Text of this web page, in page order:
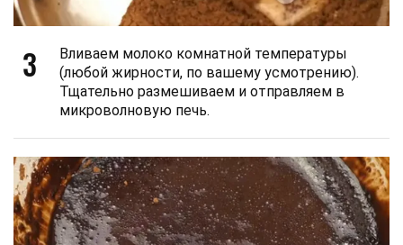
3
Вливаем молоко комнатной температуры
(любой жирности, по вашему усмотрению).
Тщательно размешиваем и отправляем в
микроволновую печь.